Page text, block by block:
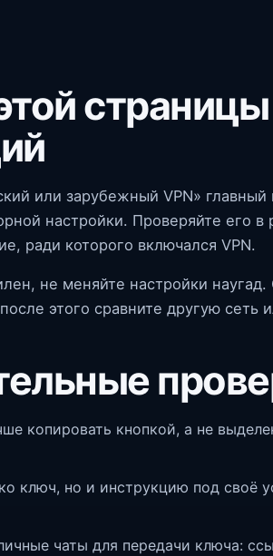
или зарубежный VPN» главный
настройки. Проверяйте его
ради которого включался VPN.
не меняйте настройки
этого сравните другую сеть
копировать кнопкой, а не
ключ, но и инструкцию под своё
чаты для передачи ключа: